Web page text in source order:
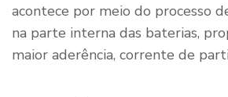
acontece por meio do processo
na parte interna das baterias,
maior aderência, corrente de